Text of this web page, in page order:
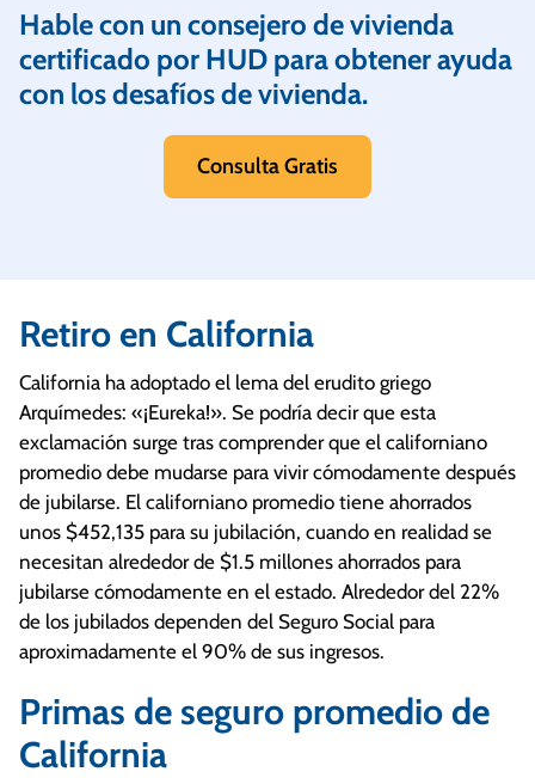
Hable con un consejero de vivienda
certificado por HUD para obtener ayuda
con los desafíos de vivienda.
Consulta Gratis
Retiro en California
California ha adoptado el lema del erudito griego
Arquímedes: «¡Eureka!». Se podría decir que esta
exclamación surge tras comprender que el californiano
promedio debe mudarse para vivir cómodamente después
de jubilarse. El californiano promedio tiene ahorrados
unos $452,135 para su jubilación, cuando en realidad se
necesitan alrededor de $1.5 millones ahorrados para
jubilarse cómodamente en el estado. Alrededor del 22%
de los jubilados dependen del Seguro Social para
aproximadamente el 90% de sus ingresos.
Primas de seguro promedio de
California